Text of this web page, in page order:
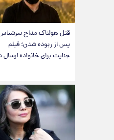
قتل هولناک مداح
پس از ربوده شدن؛ فیلم
جنایت برای خانواده